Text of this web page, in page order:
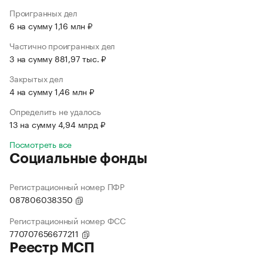
Проигранных дел
6 на сумму 1,16 млн ₽
Частично проигранных дел
3 на сумму 881,97 тыс. ₽
Закрытых дел
4 на сумму 1,46 млн ₽
Определить не удалось
13 на сумму 4,94 млрд ₽
Посмотреть все
Социальные фонды
Регистрационный номер ПФР
087806038350
Регистрационный номер ФСС
770707656677211
Реестр МСП